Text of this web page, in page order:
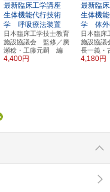
最新臨床工学講座
生体機能代行技術
学 呼吸療法装置
日本臨床工学技士教育
施設協議会 監修／廣
瀬稔・工藤元嗣 編
4,400円
最新臨
生体機
学 体外
日本臨床
施設協
長一義
4,180円